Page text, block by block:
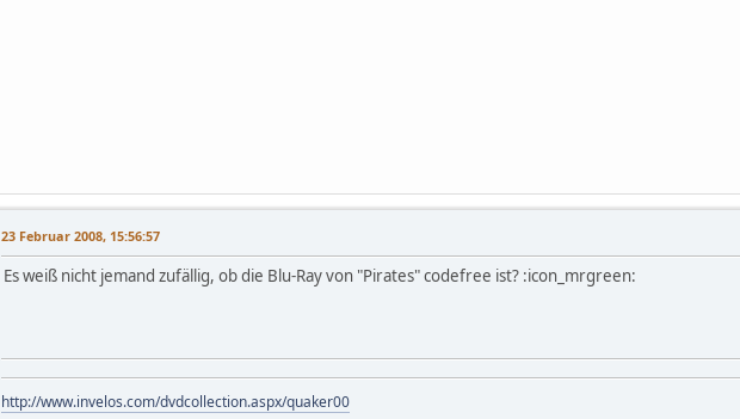
23 Februar 2008, 15:56:57
Es weiß nicht jemand zufällig, ob die Blu-Ray von "Pirates" codefree ist? :icon_mrgreen:
http://www.invelos.com/dvdcollection.aspx/quaker00